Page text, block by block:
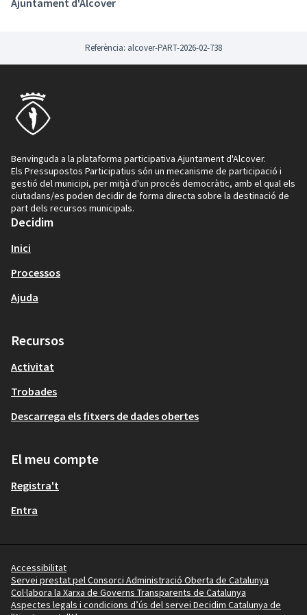
municipals.
procés dinàmic, atès que s’avaluarà i revisarà
periòdicament per tal, d’assegurar la seva evolució i
l’Ajuntament. (
Ajuntament d'Alcover
Referència: alcover-PART-2026-02-738
Benvinguda a la plataforma participativa Ajuntament d'Alcover.
Els Pressupostos Participatius són un mecanisme de participació i
gestió del municipi, per mitjà d'un procés democràtic, amb el qual els
ciutadans/es poden decidir de forma directa sobre la destinació de
part dels recursos municipals.
Decidim
Inici
Processos
Ajuda
Recursos
Activitat
Trobades
Descarrega els fitxers de dades obertes
El meu compte
Registra't
Entra
Accessibilitat
Servei prestat pel Consorci Administració Oberta de Catalunya
Col·labora la Xarxa de Governs Transparents de Catalunya
Aspectes legals i condicions d’ús del servei Decidim Catalunya de